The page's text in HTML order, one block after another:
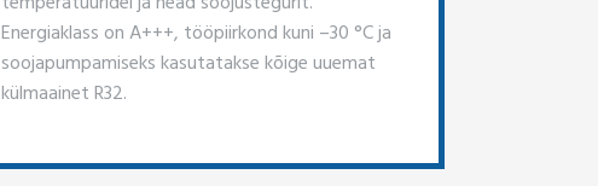
Energiaklass on A+++, tööpiirkond kuni –30 °C ja
soojapumpamiseks kasutatakse kõige uuemat
külmaainet R32.